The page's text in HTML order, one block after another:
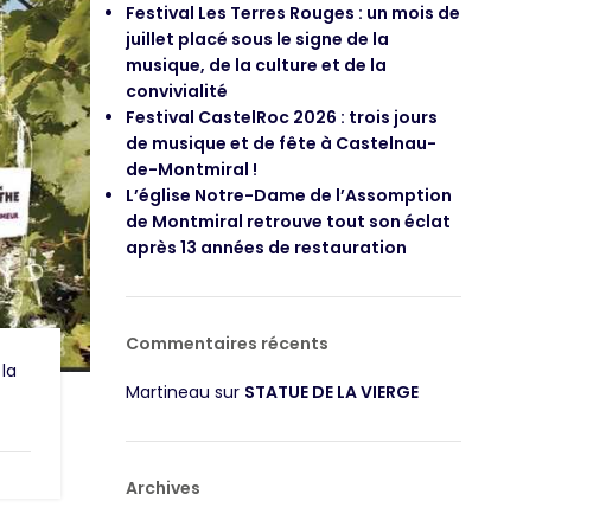
Festival Les Terres Rouges : un mois de
juillet placé sous le signe de la
musique, de la culture et de la
convivialité
Festival CastelRoc 2026 : trois jours
de musique et de fête à Castelnau-
de-Montmiral !
L’église Notre-Dame de l’Assomption
de Montmiral retrouve tout son éclat
après 13 années de restauration
Commentaires récents
Martineau sur STATUE DE LA VIERGE
Archives